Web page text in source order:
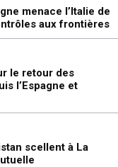
menace l’Italie de
aux frontières
le retour des
l’Espagne et
scellent à La